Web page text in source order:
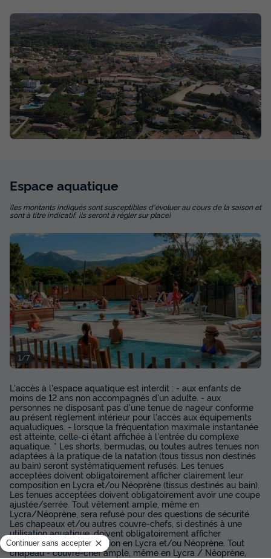
Annulation gratuite
32m² 6 3
Terrasse semi-couverte Animaux autorisés *
Cafetière
Congélateur
Réfrigérateur
+ 2
MOBILHOME 6 personnes - Comfort | 3 Ch. | 6 Pers. |
Terrasse surélevée | Clim.
du26/09/2026au03/10/2026
Meilleur prix pour 7 nuits
Modifier les dates
434 €
329 €
Prix de comparaison
d'économie
Voir les disponibilités
Voir la carte
Espace aquatique
(les montants indiqués sont susceptibles d'évoluer au cours de la saison et
sont à titre indicatif, ils seront à régler sur place)
1/7
L'accès à l'espace aquatique est interdit : - aux enfants de
moins de 12 ans non accompagnés d'un adulte. - aux
personnes ne disposant pas d'une tenue de nageur conforme
au présent règlement intérieur pour l'accès aux équipements
aqualudiques. - lorsque la fréquentation maximale instantanée
est atteinte, celle-ci étant affichée à l'entrée du complexe
aquatique. * Les shorts, bermudas, ou toutes autres tenues non
adaptées à la pratique de la natation (tous tissus non destinés
au bain) seront systématiquement refusés. Les tenues
acceptées doivent obligatoirement afficher clairement leur
composition en Lycra et/ou Néoprène (tissus destinés au bain).
Les tenues acceptées doivent obligatoirement avoir une coupe
ajustée/serrée. Tout vêtement ample, même en
Lycra/Néoprène, sera refusé pour des questions de sécurité.
Les chapeaux et/ou autres couvre-chefs, si destinés à une
utilisation aquatique, doivent obligatoirement afficher
clairement leur composition en Lycra et/ou Néoprène. Tout
chapeau - couvre-chef ample, même en Lycra / Néoprène,